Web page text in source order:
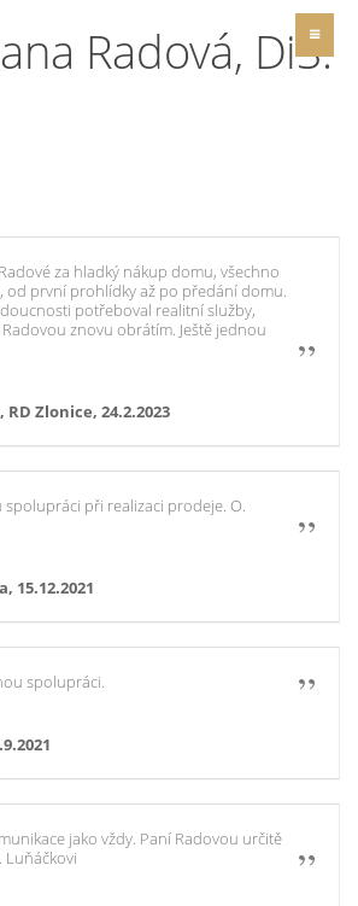
za hladký nákup domu, všechno
od první prohlídky až po předání domu.
potřeboval realitní služby,
znovu obrátím. Ještě jednou
RD Zlonice, 24.2.2023
spolupráci při realizaci prodeje. O.
15.12.2021
spolupráci.
jako vždy. Paní Radovou určitě
Luňáčkovi